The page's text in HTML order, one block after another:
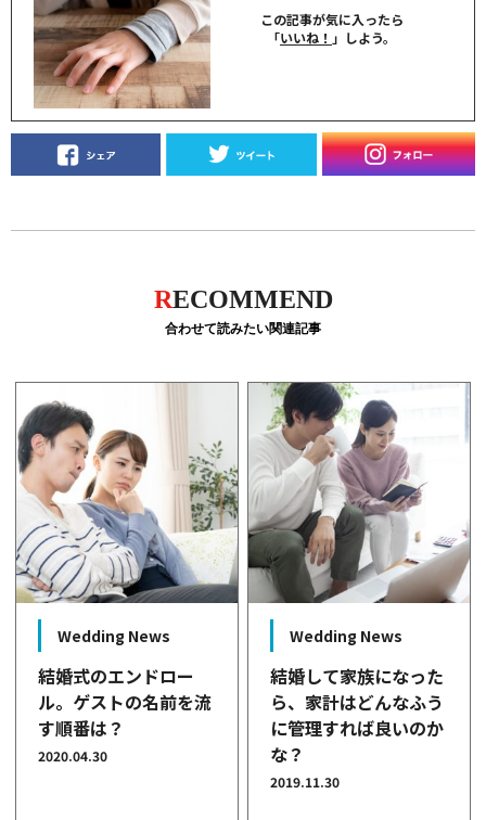
この記事が気に入ったら
「いいね！ 」しよう。
RECOMMEND
合わせて読みたい関連記事
Wedding News
結婚式のエンドロー
ル。ゲストの名前を流
す順番は？
2020.04.30
Wedding News
結婚して家族になった
ら、家計はどんなふう
に管理すれば良いのか
な？
2019.11.30